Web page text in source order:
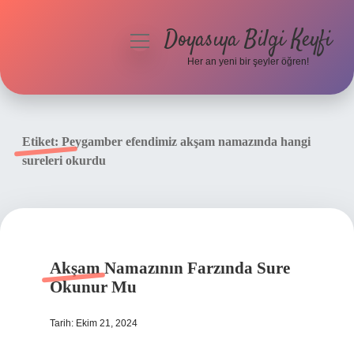
Yasal Uyarı
menüyüDoyasıya Bilgi Keyfi
Her an yeni bir şeyler öğren!
Etiket: Peygamber efendimiz akşam namazında hangi
sureleri okurdu
Akşam Namazının Farzında Sure
Okunur Mu
Tarih: Ekim 21, 2024